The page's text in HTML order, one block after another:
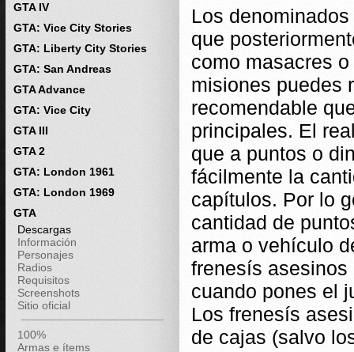
GTA IV
GTA: Vice City Stories
GTA: Liberty City Stories
GTA: San Andreas
GTA Advance
GTA: Vice City
GTA III
GTA 2
GTA: London 1961
GTA: London 1969
GTA
Descargas
Información
Personajes
Radios
Requisitos
Screenshots
Sitio oficial
100%
Armas e ítems
Los
que
como masacres
misiones puedes
recomendable
principales. El
que a puntos o
fácilmente la
capítulos. Por lo
cantidad de
arma o vehículo
frenesís asesinos
cuando pones el
Los frenesís
de cajas (salvo